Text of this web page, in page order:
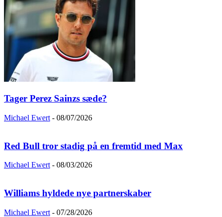
Tager Perez Sainzs sæde?
Michael Ewert - 08/07/2026
Red Bull tror stadig på en fremtid med Max
Michael Ewert - 08/03/2026
Williams hyldede nye partnerskaber
Michael Ewert - 07/28/2026